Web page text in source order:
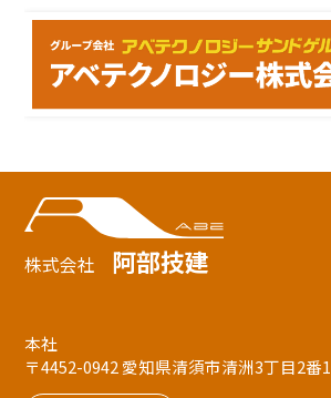
株式会社 阿部技建
本社
〒4452-0942 愛知県清須市清洲3丁目2番1